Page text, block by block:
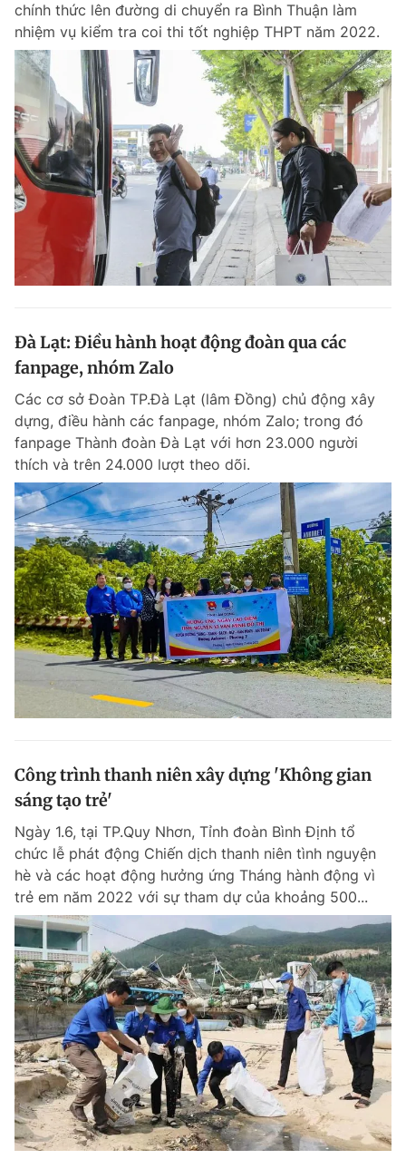
Đọc Thanh Niên trên điện thoại
Theo dõi báo trên
Hotline
0906 645 777
Liên hệ quảng cáo
0908 780 404
Đặt báo Quảng cáo RSS Tòa soạn Chính sách bảo
Phó tổng biên tập: Lâm Hiếu Dũng
Phó tổng biên tập: Trần Việt Hưng
Tổng thư ký tòa soạn: Đức Trung
Giấy phép xuất bản số 110/GP - BTTTT cấp ngày 24.3.2020
© 2003-2026 Bản quyền thuộc về Báo Thanh Niên. Cấm sao chép
dưới mọi hình thức nếu không có sự chấp thuận bằng văn bản.
Phát triển bởi ePi Technologies, JSC.
chính thức lên đường di chuyển ra Bình Thuận làm
nhiệm vụ kiểm tra coi thi tốt nghiệp THPT năm 2022.
Đà Lạt: Điều hành hoạt động đoàn qua các
fanpage, nhóm Zalo
Các cơ sở Đoàn TP.Đà Lạt (lâm Đồng) chủ động xây
dựng, điều hành các fanpage, nhóm Zalo; trong đó
fanpage Thành đoàn Đà Lạt với hơn 23.000 người
thích và trên 24.000 lượt theo dõi.
Công trình thanh niên xây dựng 'Không gian
sáng tạo trẻ'
Ngày 1.6, tại TP.Quy Nhơn, Tỉnh đoàn Bình Định tổ
chức lễ phát động Chiến dịch thanh niên tình nguyện
hè và các hoạt động hưởng ứng Tháng hành động vì
trẻ em năm 2022 với sự tham dự của khoảng 500...